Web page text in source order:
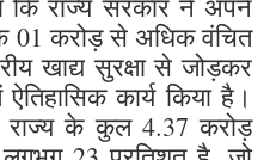
01 करोड़ से अधिक वंचित
खाद्य सुरक्षा से जोड़कर
कार्य किया है।
राज्य के कुल 4.37 करोड़